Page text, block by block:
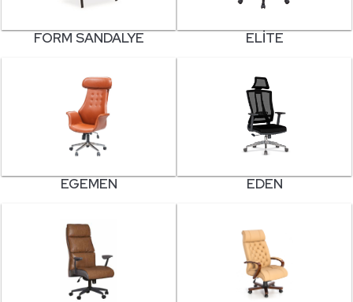
FORM SANDALYE ELITE
EGEMEN EDEN